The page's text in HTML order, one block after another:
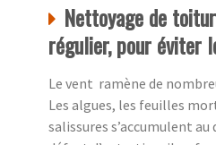
Nettoyage de
régulier, pour éviter
Le vent ramène de
Les algues, les feuilles
salissures s’accumulent